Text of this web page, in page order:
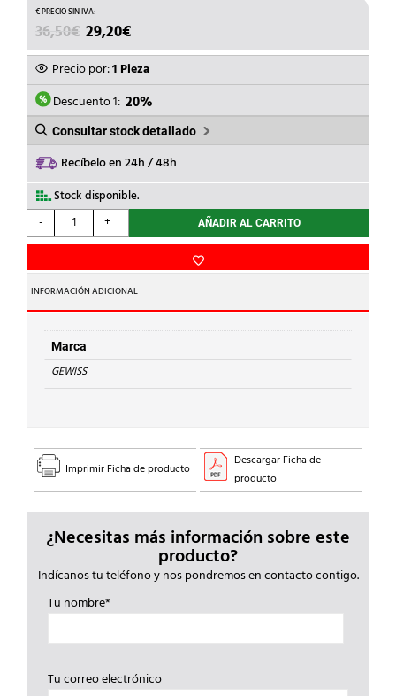
36,50€ EL
PRECIO
ORIGINAL
ERA:
36,50€.
29,20€
PRECIO
ACTUAL
ES:
29,20€.
Precio por:1 Pieza
Descuento 1: 20%
Consultar stock detallado
Recíbelo en 24h / 48h
Stock disponible.
-
GEWISS
-
EST.PARED
240x190x160mm.IP56
cantidad
+ AÑADIR AL CARRITO
INFORMACIÓN ADICIONAL
Marca
GEWISS
Imprimir Ficha de producto
Descargar Ficha de
producto
¿Necesitas más información sobre este
producto?
Indícanos tu teléfono y nos pondremos en contacto contigo.
Tu nombre*
Tu correo electrónico